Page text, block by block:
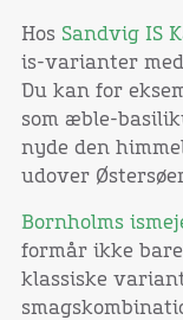
Hos Sandvig IS
is-varianter
Du kan for
som æble-
nyde den
udover
Bornholms
formår ikke
klassiske